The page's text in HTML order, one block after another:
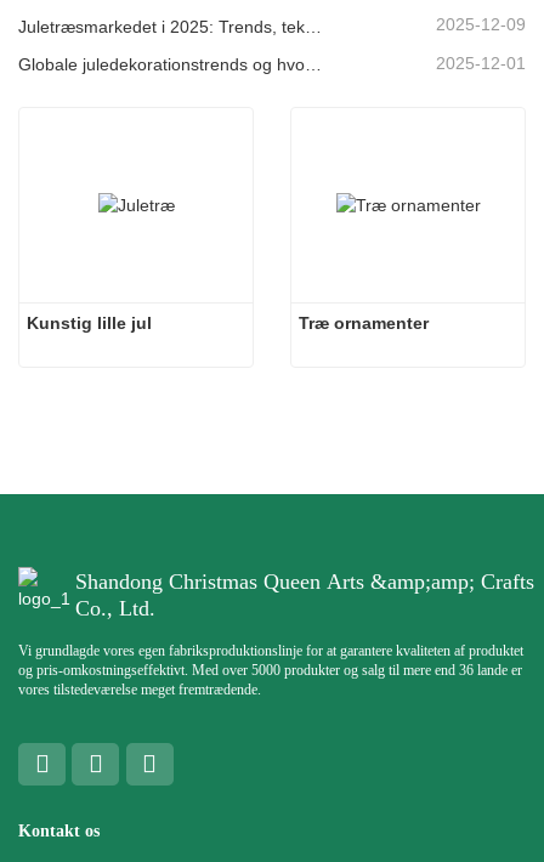
2025-12-09
2025-12-01
Kunstig lille jul Træ ornamenter
Shandong Christmas Queen Arts &amp;amp; Crafts
Co., Ltd.
Vi grundlagde vores egen fabriksproduktionslinje for at garantere kvaliteten af ​​produktet
og pris-omkostningseffektivt. Med over 5000 produkter og salg til mere end 36 lande er
vores tilstedeværelse meget fremtrædende.
Kontakt os